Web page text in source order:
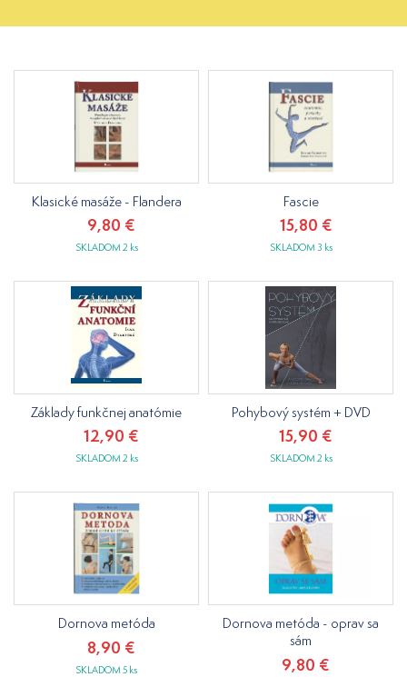
Klasické masáže - Flandera
9,80 €
SKLADOM 2 ks
Fascie
15,80 €
SKLADOM 3 ks
Základy funkčnej anatómie
12,90 €
SKLADOM 2 ks
Pohybový systém + DVD
15,90 €
SKLADOM 2 ks
Dornova metóda
8,90 €
SKLADOM 5 ks
Dornova metóda - oprav sa
sám
9,80 €